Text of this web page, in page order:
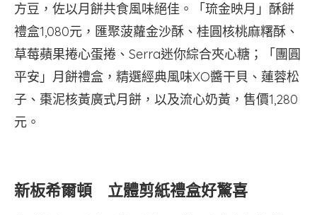
方豆，佐以月餅共食風味絕佳。「琉金映月」酥餅
禮盒1,080元，匯聚菠蘿金沙酥、桂圓核桃麻糬酥、
草莓蘋果捲心蛋捲、Serra迷你綜合夾心糖；「團圓
平安」月餅禮盒，精選經典風味XO醬干貝、蓮蓉松
子、棗泥核黃廣式月餅，以及流心奶黃，售價1,280
元。
新板希爾頓 立體剪紙禮盒好驚喜